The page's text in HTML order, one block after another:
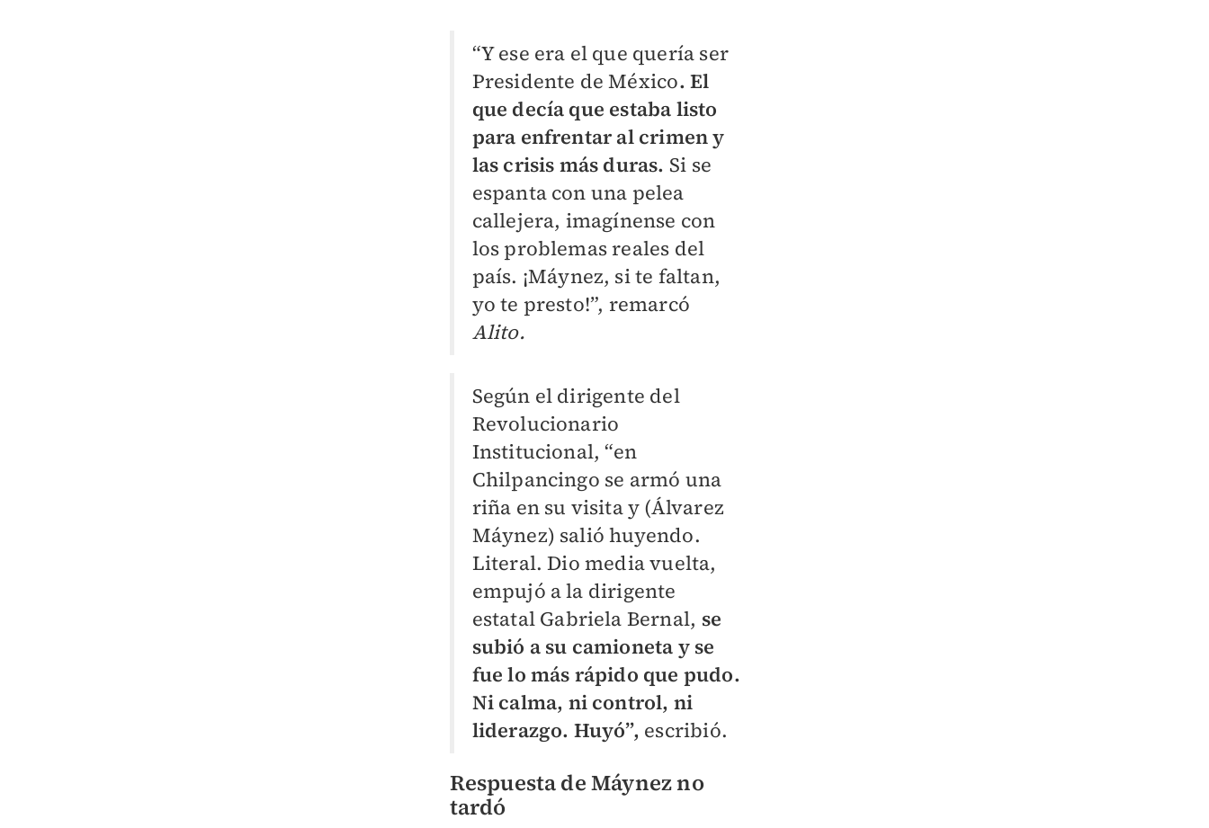
“Y ese era el que quería ser
Presidente de México. El
que decía que estaba listo
para enfrentar al crimen y
las crisis más duras. Si se
espanta con una pelea
callejera, imagínense con
los problemas reales del
país. ¡Máynez, si te faltan,
yo te presto!”, remarcó
Alito.
Según el dirigente del
Revolucionario
Institucional, “en
Chilpancingo se armó una
riña en su visita y (Álvarez
Máynez) salió huyendo.
Literal. Dio media vuelta,
empujó a la dirigente
estatal Gabriela Bernal, se
subió a su camioneta y se
fue lo más rápido que pudo.
Ni calma, ni control, ni
liderazgo. Huyó”, escribió.
Respuesta de Máynez no
tardó